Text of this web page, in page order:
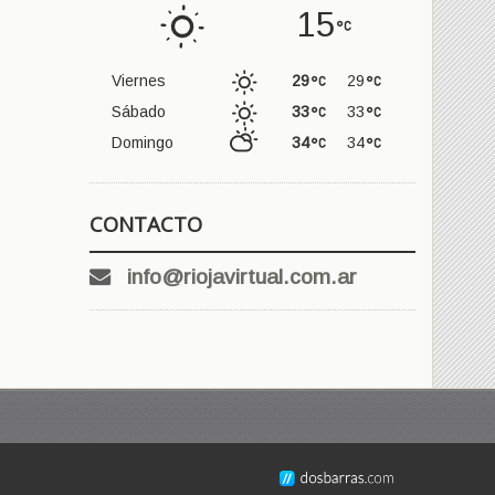
15
Viernes 29
29
Sábado
33
33
Domingo
34
34
CONTACTO
info@riojavirtual.com.ar